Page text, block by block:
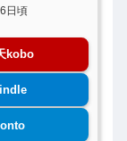
日頃
kobo